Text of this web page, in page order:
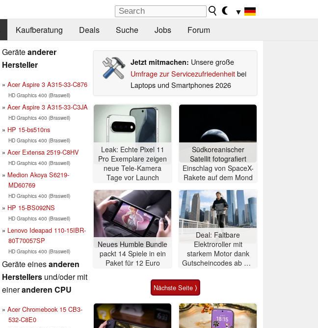
▼
Kaufberatung Deals Suche Jobs Forum
Geräteanderer
Hersteller
Acer Aspire 3 A315-33-C876
HD Graphics 400 (Braswell)
Acer Aspire 3 A315-33-C3JA
HD Graphics 400 (Braswell)
HP 15-bs510ns
HD Graphics 400 (Braswell)
Acer Extensa 2519-C8HV
HD Graphics 400 (Braswell)
Medion Akoya S6219-
MD60769
HD Graphics 400 (Braswell)
HP 15-BS092NS
HD Graphics 400 (Braswell)
Lenovo Ideapad 110-15IBR-
80T70057SP
HD Graphics 400 (Braswell)
Geräte einesanderen
Herstellers und/oder mit
eineranderen CPU
Acer Chromebook 15 CB3-
532-C8E0
Jetzt mitmachen: Unsere große
Umfrage zur Servicezufriedenheitbei
Laptops und Smartphones 2026
Leak: Echte Pixel 11
Pro Exemplare zeigen
neue Tele-Kamera
Tage vor Launch
Südkoreanischer
Satellit fotografiert
Einschlag von SpaceX-
Rakete auf dem Mond
Neues Humble Bundle
packt 14 Spiele in ein
Paket für 12 Euro
Deal: Faltbare
Elektroroller mit
starkem Motor dank
Gutscheincodes ab nur
Nächste Seite ⟩